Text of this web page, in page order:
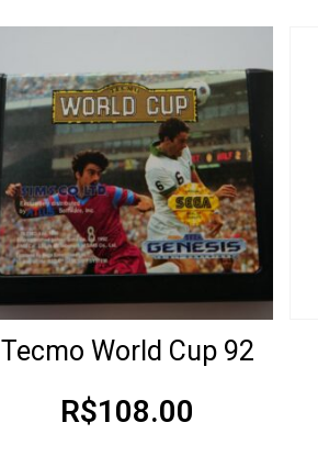
Tecmo World Cup 92
R$108.00